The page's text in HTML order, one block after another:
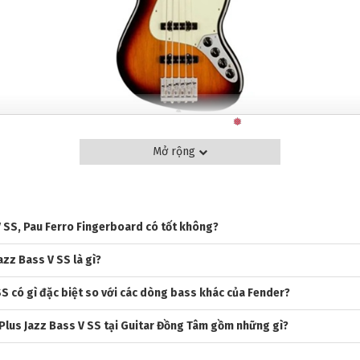
dẫn đầu trong ngành sản xuất guitar và bass, với các dòng
Miller và Victor Wooten tin dùng, Fender nổi bật với chất âm sắc
pickup Noiseless, EQ active/passive và thiết kế tinh tế, đáp ứng
Jazz Bass V SS, Pau Ferro Fingerboard, 3-Color Sunburst
Mở rộng
Pau Ferro Fingerboard có tốt không?
Bass V SS là gì?
có gì đặc biệt so với các dòng bass khác của Fender?
Jazz Bass V SS tại Guitar Đồng Tâm gồm những gì?